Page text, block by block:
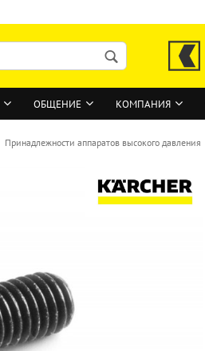
ВОЙТИ
ОБЩЕНИЕ КОМПАНИЯ
Принадлежности аппаратов высокого давления